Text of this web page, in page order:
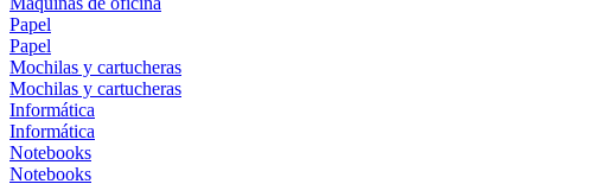
Papel
Papel
Mochilas y cartucheras
Mochilas y cartucheras
Informática
Informática
Notebooks
Notebooks